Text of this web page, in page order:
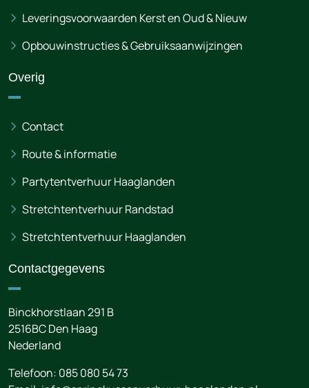
Leveringsvoorwaarden Kerst en Oud & Nieuw
Opbouwinstructies & Gebruiksaanwijzingen
Overig
Contact
Route & informatie
Partytentverhuur Haaglanden
Stretchtentverhuur Randstad
Stretchtentverhuur Haaglanden
Contactgegevens
Binckhorstlaan 291 B
2516BCDen Haag
Nederland
Telefoon: 085 080 54 73